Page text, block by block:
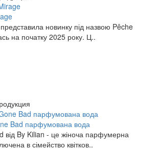
новинку під назвою Pêche
на початку 2025 року. Ц..
Bad парфумована вода
від By Kilian - це жіноча парфумерна
в сімейство квітков..